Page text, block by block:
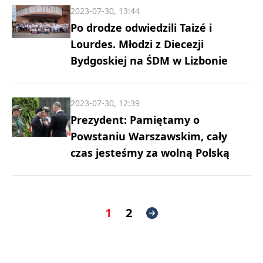
Po drodze odwiedzili Taizé i
Lourdes. Młodzi z Diecezji
Bydgoskiej na ŚDM w Lizbonie
2023-07-30, 13:44
Prezydent: Pamiętamy o
Powstaniu Warszawskim, cały
czas jesteśmy za wolną Polską
2023-07-30, 12:39
1 2